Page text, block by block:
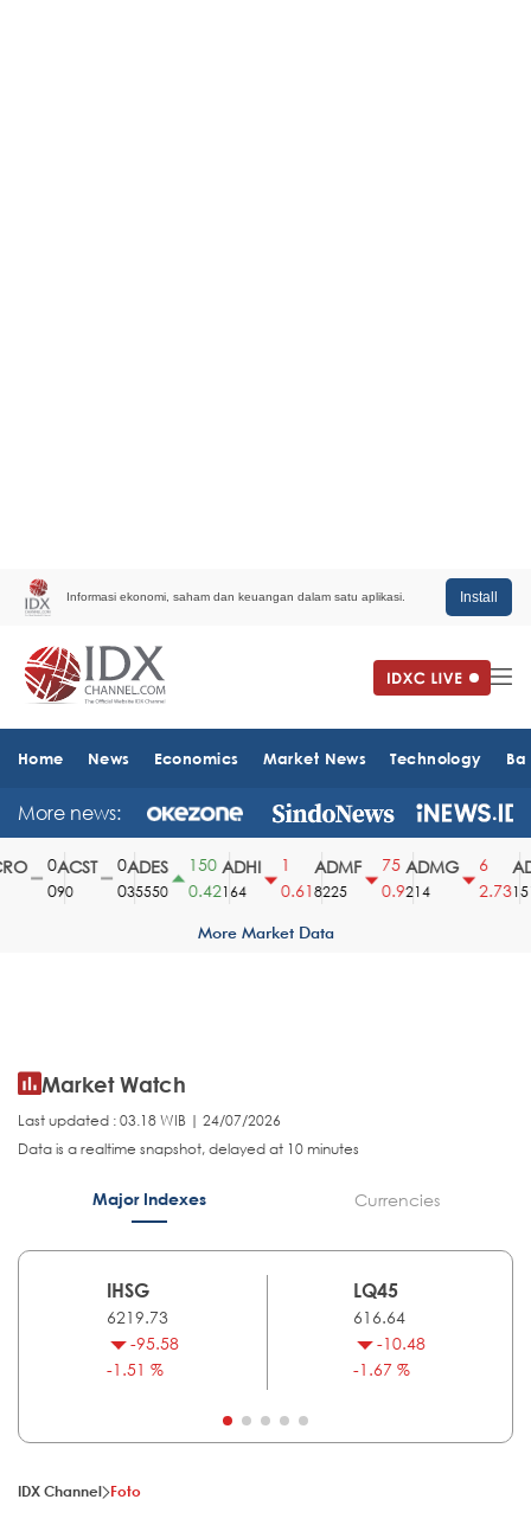
Informasi ekonomi, saham dan keuangan dalam satu aplikasi. Install
Home News Economics Market News Technology
More news:
ACST
90
ADES
35550
150
0.42
ADHI
164
0.61
ADMF
8225
75
0.9
ADMG
214
2.731510
More Market Data
Market Watch
Last updated : 03.18 WIB | 24/07/2026
Data is a realtime snapshot, delayed at 10 minutes
Major Indexes Currencies
IHSG
6219.73
-95.58
-1.51 %
LQ45
616.64
-10.48
-1.67 %
IDX Channel Foto